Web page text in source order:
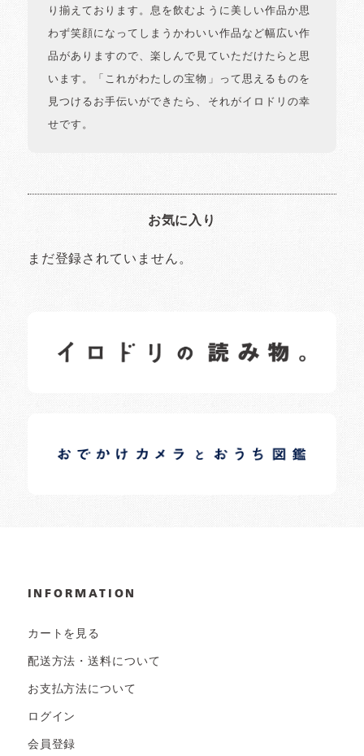
り揃えております。息を飲むように美しい作品か思
わず笑顔になってしまうかわいい作品など幅広い作
品がありますので、楽しんで見ていただけたらと思
います。「これがわたしの宝物」って思えるものを
見つけるお手伝いができたら、それがイロドリの幸
せです。
お気に入り
まだ登録されていません。
日常の様子など随時更新中です。
日常の様子など随時更新中です。
INFORMATION
カートを見る
配送方法・送料について
お支払方法について
ログイン
会員登録